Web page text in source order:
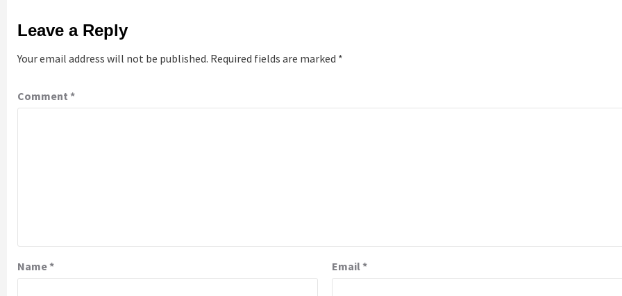
Leave a Reply
Your email address will not be published. Required fields are marked *
Comment *
Name* Email*